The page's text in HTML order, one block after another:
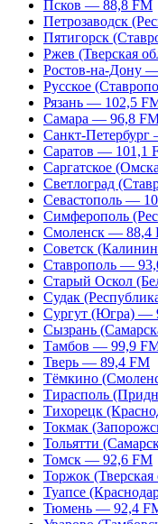
Псков — 88,8 FM
Петрозаводск
Пятигорск
Ржев (Тверская
Ростов-на-Дону
Русское
Рязань — 102,5
Самара — 96,8
Санкт-
Саратов — 101,1
Саргатское
Светлоград
Севастополь —
Симферополь
Смоленск — 88,4
Советск
Ставрополь —
Старый Оскол
Судак
Сургут (Югра) —
Сызрань
Тамбов — 99,9
Тверь — 89,4 FM
Тёмкино
Тирасполь
Тихорецк
Токмак
Тольятти
Томск — 92,6 FM
Торжок
Туапсе
Тюмень — 92,4